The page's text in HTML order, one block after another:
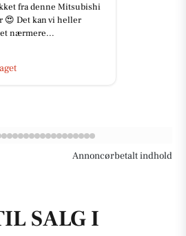
fra denne Mitsubishi
😍 Det kan vi heller
nærmere...
Annoncørbetalt indhold
SALG I